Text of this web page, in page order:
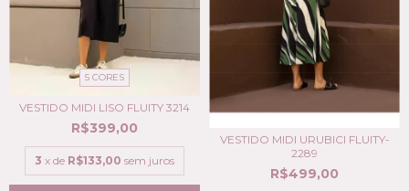
5 CORES
VESTIDO MIDI LISO FLUITY 3214
R$399,00
3 x de R$133,00 sem juros
VESTIDO MIDI URUBICI FLUITY-
2289
R$499,00